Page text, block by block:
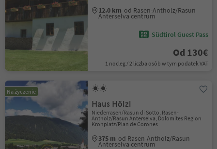
12.0 km od Rasen-Antholz/Rasun
Anterselva centrum
Südtirol Guest Pass
Od 130€
1 nocleg / 2 liczba osób w tym podatek VAT
Na życzenie
Haus Hölzl
Niederrasen/Rasun di Sotto, Rasen-
Antholz/Rasun Anterselva, Dolomites Region
Kronplatz/Plan de Corones
375 m od Rasen-Antholz/Rasun
Anterselva centrum